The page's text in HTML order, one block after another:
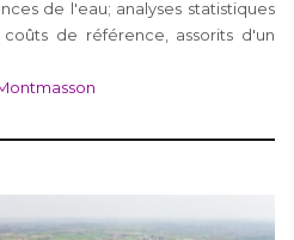
de l'eau; analyses statistiques
de référence, assorits d'un